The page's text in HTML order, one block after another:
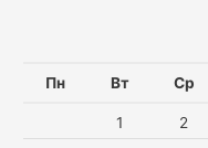
Пн Вт Ср
1 2